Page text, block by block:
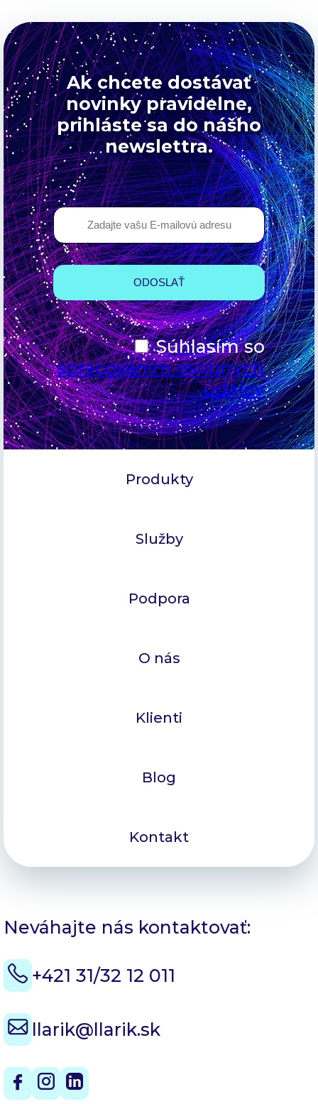
Ak chcete dostávať
novinky pravidelne,
prihláste sa do nášho
newslettra.
Súhlasím so
spracovaním osobných
údajov
Produkty
Služby
Podpora
O nás
Klienti
Blog
Kontakt
Neváhajte nás kontaktovať:
+421 31/32 12 011
llarik@llarik.sk